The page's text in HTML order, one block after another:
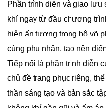
Phần trình diễn và giao lưu
khí ngay từ đầu chương
hiện ấn tượng trong bộ võ
cùng phu nhân, tạo nên
Tiếp nối là phần trình diễn
chủ đề trang phục riêng,
thần sáng tạo và bản sắc